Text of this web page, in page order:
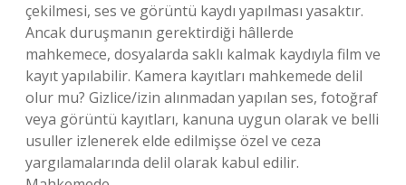
çekilmesi, ses ve görüntü kaydı yapılması yasaktır.
Ancak duruşmanın gerektirdiği hâllerde
mahkemece, dosyalarda saklı kalmak kaydıyla film ve
kayıt yapılabilir. Kamera kayıtları mahkemede delil
olur mu? Gizlice/izin alınmadan yapılan ses, fotoğraf
veya görüntü kayıtları, kanuna uygun olarak ve belli
usuller izlenerek elde edilmişse özel ve ceza
yargılamalarında delil olarak kabul edilir.